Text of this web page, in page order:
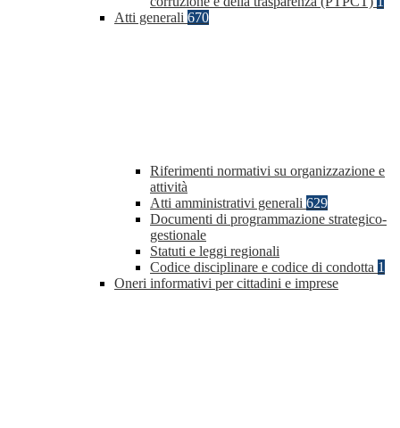
Atti generali 670
Riferimenti normativi su organizzazione e
attività
Atti amministrativi generali 629
Documenti di programmazione strategico-
gestionale
Statuti e leggi regionali
Codice disciplinare e codice di condotta 1
Oneri informativi per cittadini e imprese